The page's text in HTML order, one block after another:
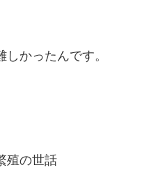
かったんです。
殖の世話